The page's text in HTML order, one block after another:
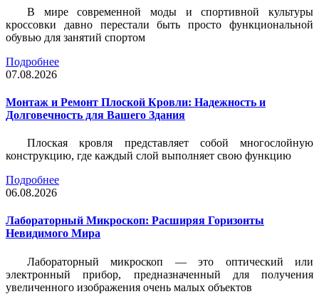
В мире современной моды и спортивной культуры
кроссовки давно перестали быть просто функциональной
обувью для занятий спортом
Подробнее
07.08.2026
Монтаж и Ремонт Плоской Кровли: Надежность и
Долговечность для Вашего Здания
Плоская кровля представляет собой многослойную
конструкцию, где каждый слой выполняет свою функцию
Подробнее
06.08.2026
Лабораторный Микроскоп: Расширяя Горизонты
Невидимого Мира
Лабораторный микроскоп — это оптический или
электронный прибор, предназначенный для получения
увеличенного изображения очень малых объектов